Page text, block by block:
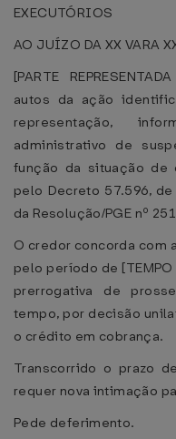
EXECUTÓRIOS
AO JUÍZO DA XX VARA
[PARTE
autos da ação
representação,
administrativo de
função da situação de
pelo Decreto 57.596,
da Resolução/PGE nº
O credor concorda com
pelo período de [TEMPO
prerrogativa de
tempo, por decisão
o crédito em cobrança.
Transcorrido o prazo
requer nova intimação
Pede deferimento.